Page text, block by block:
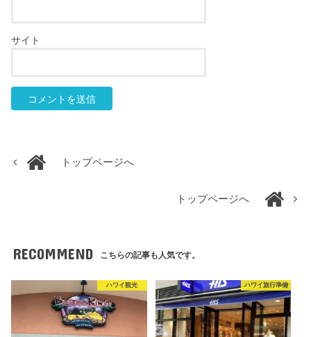
サイト
トップページへ
トップページへ
RECOMMEND こちらの記事も人気です。
ハワイ観光 ハワイ旅行準備